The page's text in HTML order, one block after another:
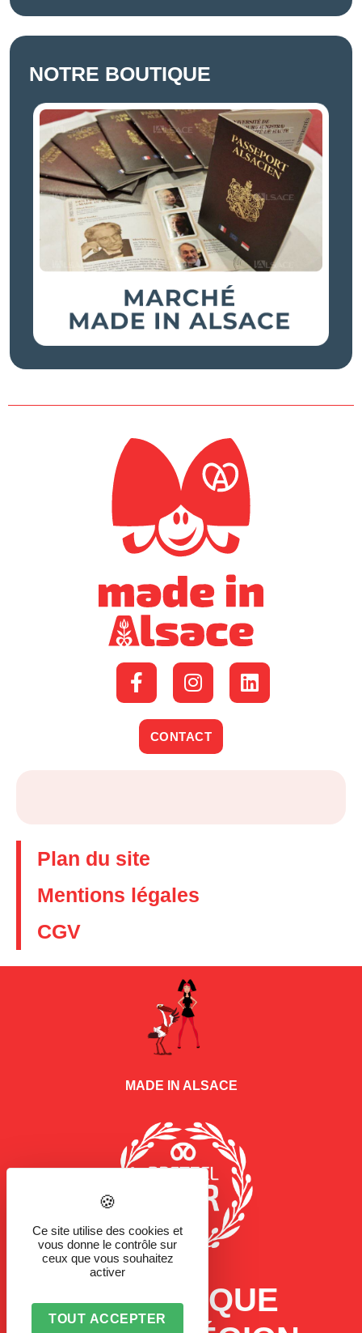
NOTRE BOUTIQUE
CONTACT
Plan du site
Mentions légales
CGV
MADE IN ALSACE
LA MARQUE
Ce site utilise des cookies et
vous donne le contrôle sur
ceux que vous souhaitez
activer
TOUT ACCEPTER